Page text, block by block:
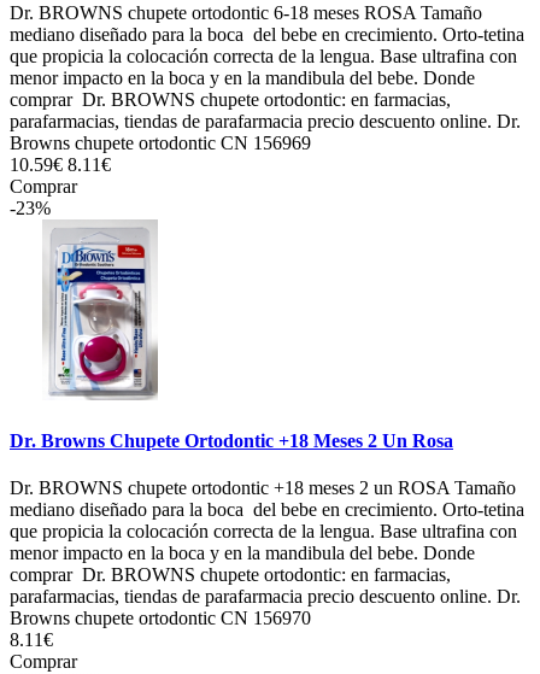
Dr. BROWNS chupete ortodontic 6-18 meses ROSA Tamaño
mediano diseñado para la boca del bebe en crecimiento. Orto-tetina
que propicia la colocación correcta de la lengua. Base ultrafina con
menor impacto en la boca y en la mandibula del bebe. Donde
comprar Dr. BROWNS chupete ortodontic: en farmacias,
parafarmacias, tiendas de parafarmacia precio descuento online. Dr.
Browns chupete ortodontic CN 156969
10.59€ 8.11€
Comprar
-23%
Dr. Browns Chupete Ortodontic +18 Meses 2 Un Rosa
Dr. BROWNS chupete ortodontic +18 meses 2 un ROSA Tamaño
mediano diseñado para la boca del bebe en crecimiento. Orto-tetina
que propicia la colocación correcta de la lengua. Base ultrafina con
menor impacto en la boca y en la mandibula del bebe. Donde
comprar Dr. BROWNS chupete ortodontic: en farmacias,
parafarmacias, tiendas de parafarmacia precio descuento online. Dr.
Browns chupete ortodontic CN 156970
8.11€
Comprar